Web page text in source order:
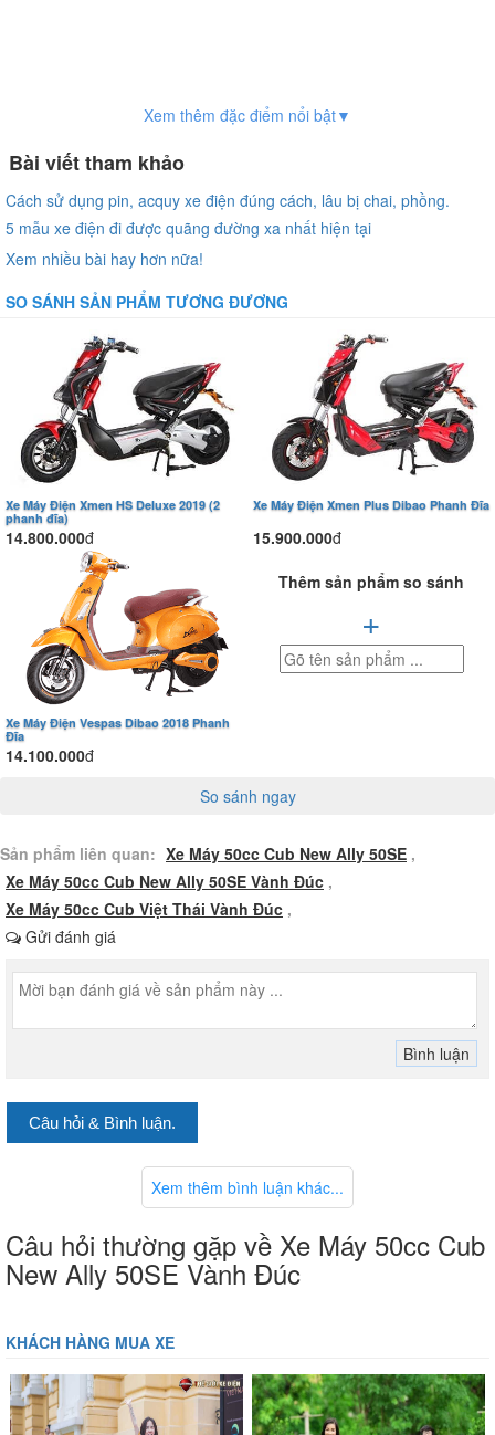
Xem thêm đặc điểm nổi bật▼
Bài viết tham khảo
Cách sử dụng pin, acquy xe điện đúng cách, lâu bị chai, phồng.
5 mẫu xe điện đi được quãng đường xa nhất hiện tại
Xem nhiều bài hay hơn nữa!
SO SÁNH SẢN PHẨM TƯƠNG ĐƯƠNG
Xe Máy Điện Xmen HS Deluxe 2019 (2
phanh đĩa)
14.800.000đ
Xe Máy Điện Xmen Plus Dibao Phanh Đĩa
15.900.000đ
Xe Máy Điện Vespas Dibao 2018 Phanh
Đĩa
14.100.000đ
Thêm sản phẩm so sánh
+
So sánh ngay
Sản phẩm liên quan: Xe Máy 50cc Cub New Ally 50SE ,
Xe Máy 50cc Cub New Ally 50SE Vành Đúc ,
Xe Máy 50cc Cub Việt Thái Vành Đúc ,
Gửi đánh giá
Câu hỏi & Bình luận.
Xem thêm bình luận khác...
Câu hỏi thường gặp về Xe Máy 50cc Cub
New Ally 50SE Vành Đúc
KHÁCH HÀNG MUA XE